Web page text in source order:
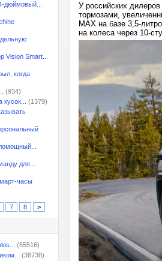
дюймовый...
Vision Smart...
когда
(934)
(1379)
для...
часы
7 8 >
(55516)
(38738)
У российских
тормозами,
MAX на базе 3,5-
на колеса через 10-